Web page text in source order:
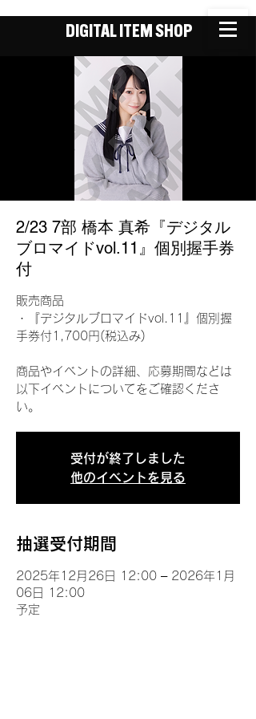
DIGITAL ITEM SHOP
2/23 7部 橋本 真希『デジタル
ブロマイドvol.11』個別握手券
付
販売商品
・『デジタルブロマイドvol.11』個別握
手券付1,700円(税込み)
商品やイベントの詳細、応募期間などは
以下イベントについてをご確認くださ
い。
受付が終了しました
他のイベントを見る
抽選受付期間
2025年12月26日 12:00 – 2026年1月
06日 12:00
予定